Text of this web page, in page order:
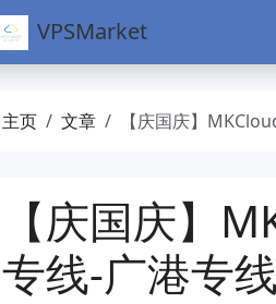
VPSMarket
主页 文章 【庆国庆】MKCloud-CNIX上云专线-合规跨境专线服务-沪日专
【庆国庆】
专线-广港专